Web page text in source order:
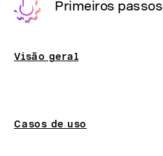
Primeiros passos
Visão geral
Casos de uso